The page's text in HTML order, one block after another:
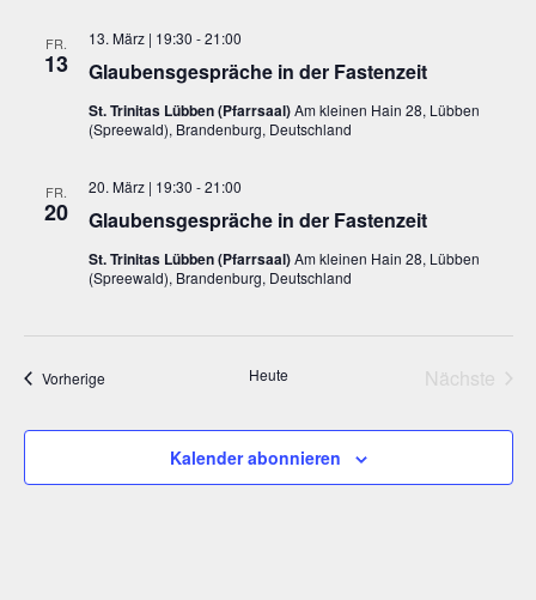
FR.
13 Glaubensgespräche in der Fastenzeit
13. März | 19:30 -21:00
St. Trinitas Lübben (Pfarrsaal)Am kleinen Hain 28, Lübben
(Spreewald), Brandenburg, Deutschland
FR.
20 Glaubensgespräche in der Fastenzeit
20. März | 19:30 -21:00
St. Trinitas Lübben (Pfarrsaal)Am kleinen Hain 28, Lübben
(Spreewald), Brandenburg, Deutschland
VorherigeVeranstaltungen Heute
Nächste
Kalender abonnieren